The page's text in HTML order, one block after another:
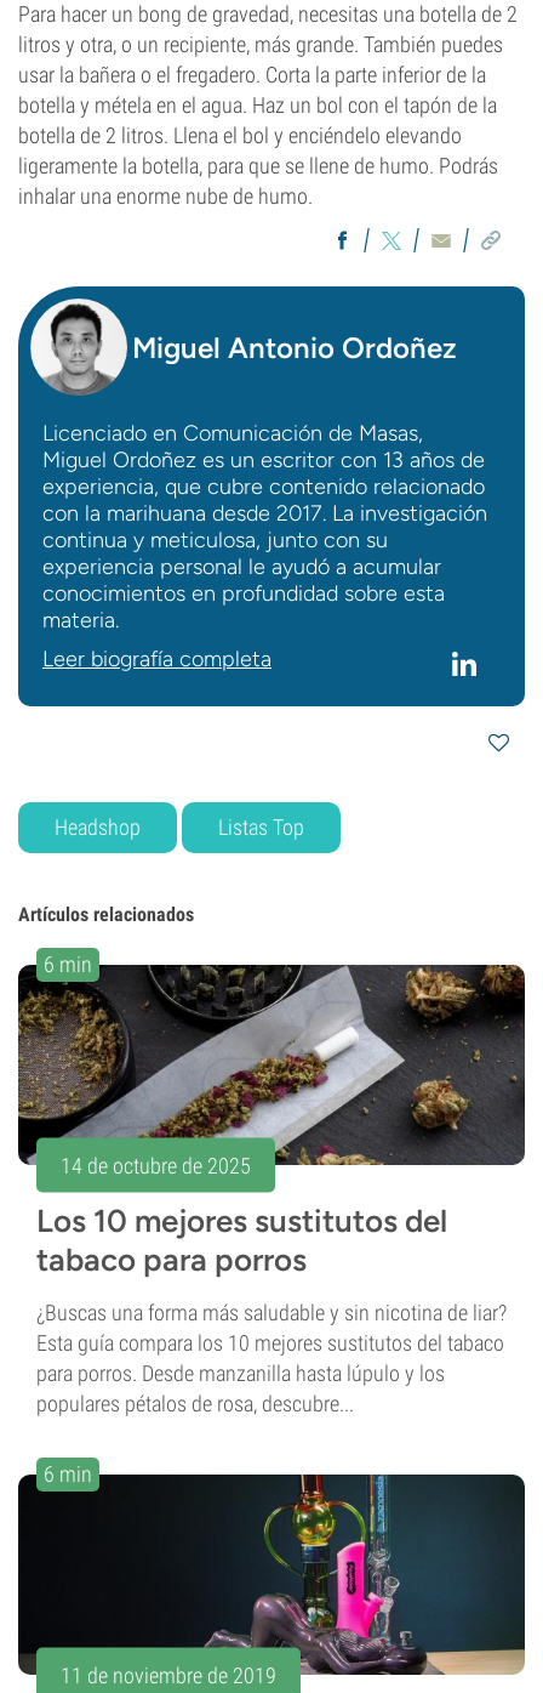
Para hacer un bong de gravedad, necesitas una botella de 2
litros y otra, o un recipiente, más grande. También puedes
usar la bañera o el fregadero. Corta la parte inferior de la
botella y métela en el agua. Haz un bol con el tapón de la
botella de 2 litros. Llena el bol y enciéndelo elevando
ligeramente la botella, para que se llene de humo. Podrás
inhalar una enorme nube de humo.
Miguel Antonio Ordoñez
Licenciado en Comunicación de Masas,
Miguel Ordoñez es un escritor con 13 años de
experiencia, que cubre contenido relacionado
con la marihuana desde 2017. La investigación
continua y meticulosa, junto con su
experiencia personal le ayudó a acumular
conocimientos en profundidad sobre esta
materia.
Leer biografía completa
Headshop Listas Top
Artículos relacionados
6 min
14 de octubre de 2025
Los 10 mejores sustitutos del
tabaco para porros
¿Buscas una forma más saludable y sin nicotina de liar?
Esta guía compara los 10 mejores sustitutos del tabaco
para porros. Desde manzanilla hasta lúpulo y los
populares pétalos de rosa, descubre...
6 min
11 de noviembre de 2019